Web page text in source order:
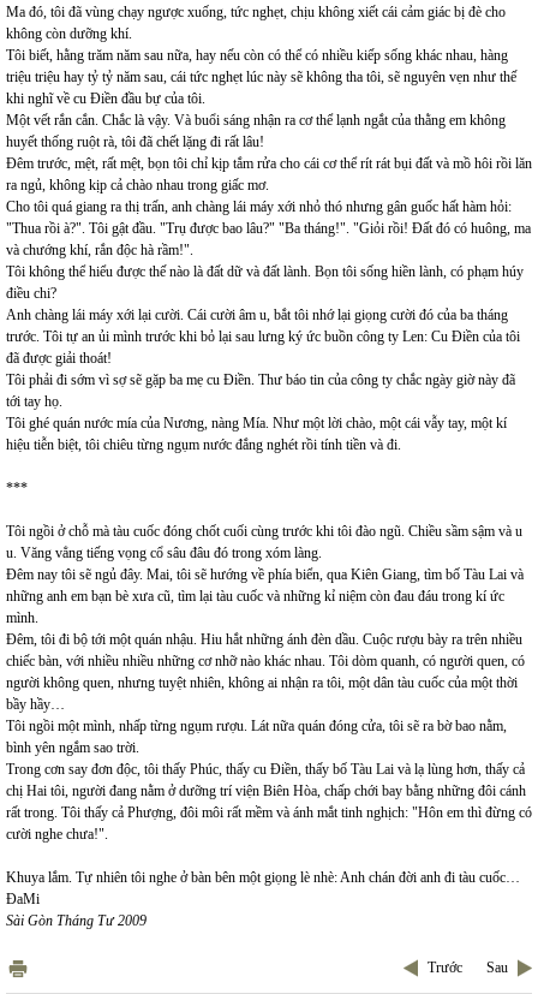
Ma đó, tôi đã vùng chạy ngược xuống, tức nghẹt, chịu không xiết cái cảm giác bị đè cho
không còn dưỡng khí.
Tôi biết, hằng trăm năm sau nữa, hay nếu còn có thể có nhiều kiếp sống khác nhau, hàng
triệu triệu hay tỷ tỷ năm sau, cái tức nghẹt lúc này sẽ không tha tôi, sẽ nguyên vẹn như thế
khi nghĩ về cu Điền đầu bự của tôi.
Một vết rắn cắn. Chắc là vậy. Và buổi sáng nhận ra cơ thể lạnh ngắt của thằng em không
huyết thống ruột rà, tôi đã chết lặng đi rất lâu!
Đêm trước, mệt, rất mệt, bọn tôi chỉ kịp tắm rửa cho cái cơ thể rít rát bụi đất và mồ hôi rồi lăn
ra ngủ, không kịp cả chào nhau trong giấc mơ.
Cho tôi quá giang ra thị trấn, anh chàng lái máy xới nhỏ thó nhưng gân guốc hất hàm hỏi:
"Thua rồi à?". Tôi gật đầu. "Trụ được bao lâu?" "Ba tháng!". "Giỏi rồi! Đất đó có huông, ma
và chướng khí, rắn độc hà rầm!".
Tôi không thể hiểu được thế nào là đất dữ và đất lành. Bọn tôi sống hiền lành, có phạm húy
điều chi?
Anh chàng lái máy xới lại cười. Cái cười âm u, bắt tôi nhớ lại giọng cười đó của ba tháng
trước. Tôi tự an ủi mình trước khi bỏ lại sau lưng ký ức buồn công ty Len: Cu Điền của tôi
đã được giải thoát!
Tôi phải đi sớm vì sợ sẽ gặp ba mẹ cu Điền. Thư báo tin của công ty chắc ngày giờ này đã
tới tay họ.
Tôi ghé quán nước mía của Nương, nàng Mía. Như một lời chào, một cái vẫy tay, một kí
hiệu tiễn biệt, tôi chiêu từng ngụm nước đắng nghét rồi tính tiền và đi.
***
Tôi ngồi ở chỗ mà tàu cuốc đóng chốt cuối cùng trước khi tôi đào ngũ. Chiều sầm sậm và u
u. Văng vẳng tiếng vọng cổ sâu đâu đó trong xóm làng.
Đêm nay tôi sẽ ngủ đây. Mai, tôi sẽ hướng về phía biển, qua Kiên Giang, tìm bố Tàu Lai và
những anh em bạn bè xưa cũ, tìm lại tàu cuốc và những kỉ niệm còn đau đáu trong kí ức
mình.
Đêm, tôi đi bộ tới một quán nhậu. Hiu hắt những ánh đèn dầu. Cuộc rượu bày ra trên nhiều
chiếc bàn, với nhiều nhiều những cơ nhỡ nào khác nhau. Tôi dòm quanh, có người quen, có
người không quen, nhưng tuyệt nhiên, không ai nhận ra tôi, một dân tàu cuốc của một thời
bầy hầy…
Tôi ngồi một mình, nhấp từng ngụm rượu. Lát nữa quán đóng cửa, tôi sẽ ra bờ bao nằm,
bình yên ngắm sao trời.
Trong cơn say đơn độc, tôi thấy Phúc, thấy cu Điền, thấy bố Tàu Lai và lạ lùng hơn, thấy cả
chị Hai tôi, người đang nằm ở dưỡng trí viện Biên Hòa, chấp chới bay bằng những đôi cánh
rất trong. Tôi thấy cả Phượng, đôi môi rất mềm và ánh mắt tinh nghịch: "Hôn em thì đừng có
cười nghe chưa!".
Khuya lắm. Tự nhiên tôi nghe ở bàn bên một giọng lè nhè: Anh chán đời anh đi tàu cuốc…
ĐaMi
Sài Gòn Tháng Tư 2009
Trước Sau